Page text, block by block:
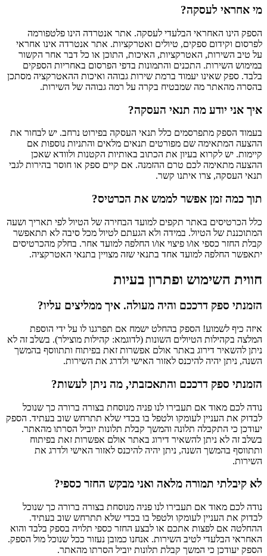
מי אחראי לעסקה?
הספק הינו האחראי הבלעדי לעסקה. אתר אנטרדה הינו פלטפורמה
לפרסום וקידום ספקים, טיולים ואטרקציות. אתר אנטרדה אינו אחראי
על טיב השירות, האטרקציות, האיכות, התוכן או כל דבר אחר הקשור
במימוש השירות. התכנים והתמונות בדפי הפרסום באחריות הספקים
בלבד. ספק שאינו יעמוד ברמת שירות גבוהה ואיכות ההאטרקציה מסתכן
בהסרה מהאתר מה שמבטיח בקרה על רמה גבוהה של השירות.
איך אני יודע מה תנאי העסקה?
בעמוד הספק מתפרסמים כלל תנאי העסקה בפירוט נרחב. יש לבחור את
ההצעה המתאימה שם מפורטים תנאים מלאים והתניות נוספות אם
קיימות. יש לקרוא בעיון את הכתוב באותיות הקטנות ולוודא שאכן
ההצעה מתאימה לכם טרם ההזמנה. אם קיים ספק או חוסר בהירות לגבי
תנאי העסקה, צרו איתנו קשר.
תוך כמה זמן אפשר לממש את הכרטיס?
כלל הכרטיסים באתר תקפים למועד הבחירה של הטיול לפי תאריך ושעה
המתוכננת של הטיול. במידה ולא הגעתם לטיול מכל סיבה לא תתאפשר
קבלת החזר כספי או/ו פיצוי או/ו החלפה למועד אחר. בחלק מהכרטיסים
יתאפשר החלפה למועד אחד בתנאי שזה מצויין בתנאי האטרקציה.
חווית השימוש ופתרון בעיות
הזמנתי ספק דרככם והיה מעולה. איך ממליצים עליו?
איזה כיף לשמוע! הספק בהחלט ישמח אם תפרגנו לו על ידי הוספת
המלצה בקהילות הטיולים השונות (לדוגמא: קהילות מוצילר). בשלב זה לא
ניתן להשאיר דירוג באתר אולם אפשרות זאת בפיתוח ותתווסף בהמשך
השנה, ניתן יהיה להיכנס לאזור האישי ולדרג את השירות.
הזמנתי ספק דרככם והתאכזבתי, מה ניתן לעשות?
נודה לכם מאוד אם תעבירו לנו פניה מנוסחת בצורה ברורה כך שנוכל
לבדוק את העניין לעומקו ולטפל בו בכדי שלא תתרחש שוב בעתיד. הספק
יעודכן כי התקבלה תלונה והמשך קבלת תלונות יוביל הסרתו מהאתר.
בשלב זה לא ניתן להשאיר דירוג באתר אולם אפשרות זאת בפיתוח
ותתווסף בהמשך השנה, ניתן יהיה להיכנס לאזור האישי ולדרג את
השירות.
לא קיבלתי תמורה מלאה ואני מבקש החזר כספי?
נודה לכם מאוד אם תעבירו לנו פניה מנוסחת בצורה ברורה כך שנוכל
לבדוק את העניין לעומקו ולטפל בו בכדי שלא תתרחש שוב בעתיד.
ההחלטה אם לפצות אתכם או לבצע החזר כספי תלויה בספק בלבד והוא
האחראי הבלעדי לטיב השירות. אנחנו כמובן נעזור ככל שנוכל מול הספק.
הספק יעודכן כי המשך קבלת תלונות יוביל הסרתו מהאתר.